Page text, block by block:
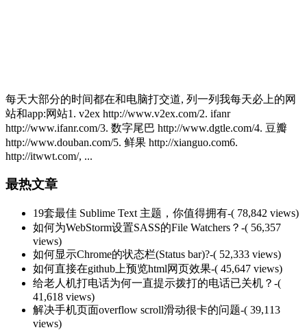
每天大部分的时间都在和电脑打交道, 列一列我每天必上的网
站和app:网站1. v2ex http://www.v2ex.com/2. ifanr
http://www.ifanr.com/3. 数字尾巴 http://www.dgtle.com/4. 豆瓣
http://www.douban.com/5. 鲜果 http://xianguo.com6.
http://itwwt.com/, ...
最热文章
19套最佳 Sublime Text 主题，你值得拥有-( 78,842 views)
如何为WebStorm设置SASS的File Watchers？ -( 56,357
views)
如何显示Chrome的状态栏(Status bar)?-( 52,333 views)
如何直接在github上预览html网页效果-( 45,647 views)
给老人机打电话为何一直提示拨打的电话已关机？ -(
41,618 views)
解决手机页面overflow scroll滑动很卡的问题-( 39,113
views)